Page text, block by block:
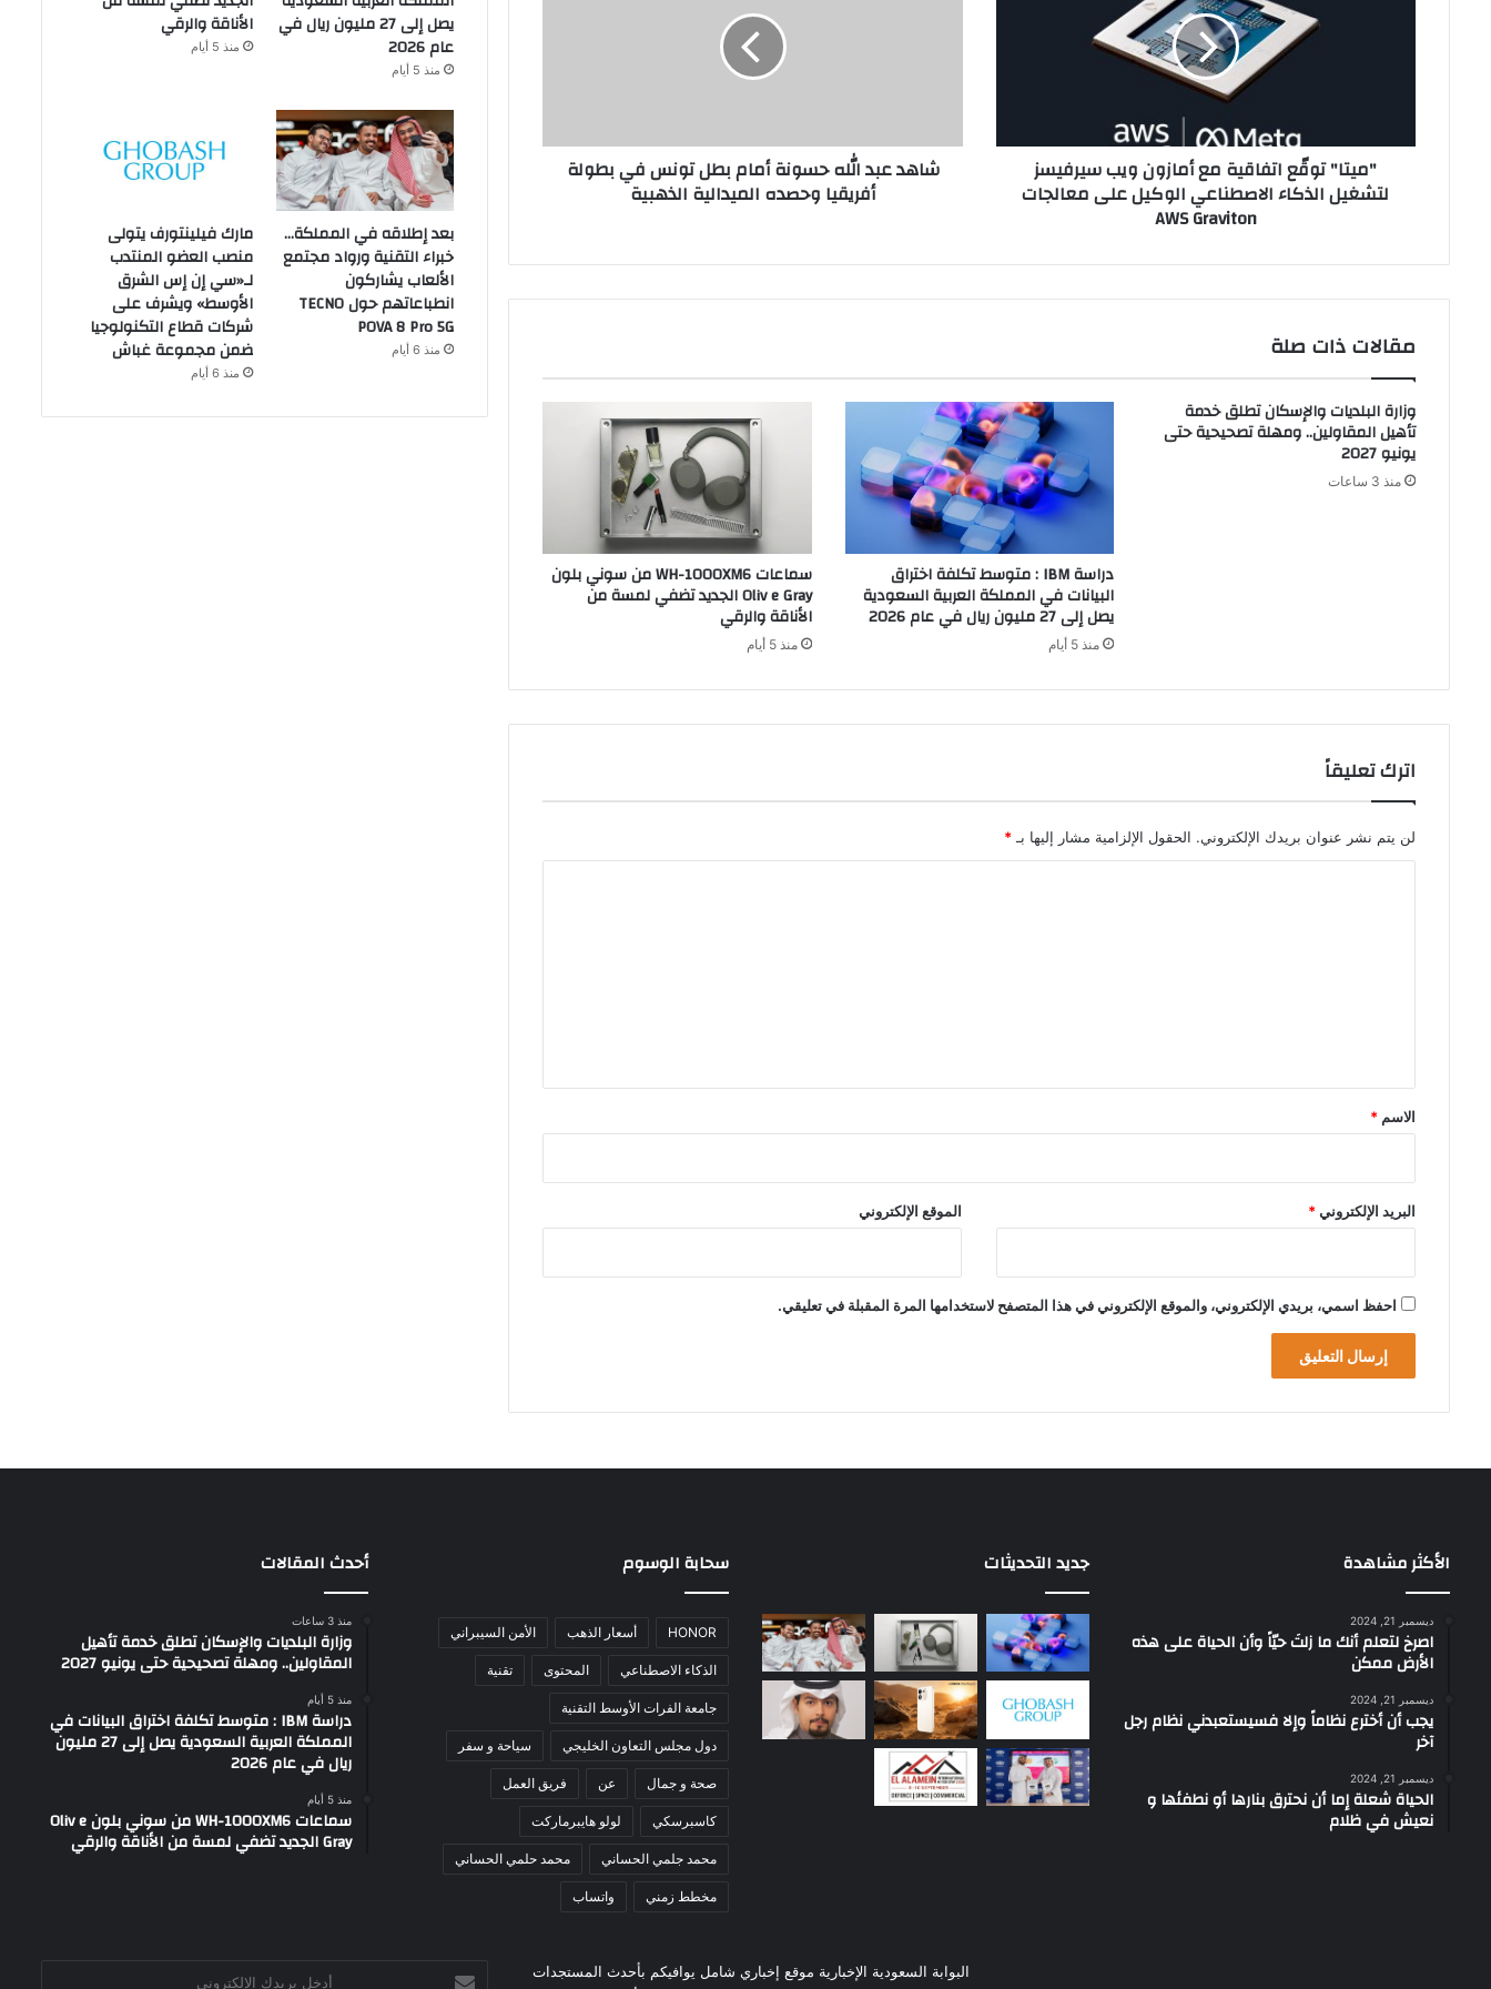
الذكاء
الاصطناعي
الوكيل
AWS
"ميتا" توقّع اتفاقية مع أمازون ويب سيرفيسز
لتشغيل الذكاء الاصطناعي الوكيل على معالجات
AWS Graviton
بطولة
أفريقياشاهد عبد الله حسونة أمام بطل تونس في بطولة
أفريقيا وحصده الميدالية الذهبية
مقالات ذات صلة
وزارة البلديات والإسكان تطلق خدمة
تأهيل المقاولين.. ومهلة تصحيحية حتى
يونيو 2027
منذ 3 ساعات
دراسة IBM : متوسط تكلفة اختراق
البيانات في المملكة العربية السعودية
يصل إلى 27 مليون ريال في عام 2026
منذ 5 أيام
سماعات WH-1000XM6 من سوني بلون
Oliv e Gray الجديد تضفي لمسة من
الأناقة والرقي
منذ 5 أيام
اترك تعليقاً
لن يتم نشر عنوان بريدك الإلكتروني. الحقول الإلزامية مشار إليها بـ *
*
الاسم *
البريد الإلكتروني* الموقع الإلكتروني
احفظ اسمي، بريدي الإلكتروني، والموقع الإلكتروني في هذا المتصفح لاستخدامها المرة المقبلة في تعليقي.
يصل إلى 27 مليون ريال في
عام 2026
منذ 5 أيام
الأناقة والرقي
منذ 5 أيام
بعد إطلاقه في المملكة…
خبراء التقنية ورواد مجتمع
الألعاب يشاركون
انطباعاتهم حول TECNO
POVA 8 Pro 5G
منذ 6 أيام
مارك فيلينتورف يتولى
منصب العضو المنتدب
لـ«سي إن إس الشرق
الأوسط» ويشرف على
شركات قطاع التكنولوجيا
ضمن مجموعة غباش
منذ 6 أيام
الأكثر مشاهدة
ديسمبر 21, 2024
‫اصرخ لتعلم أنك ما زلتَ حيّاً وأن الحياة على هذه
الأرض ممكن
ديسمبر 21, 2024
يجب أن أخترع نظاماً وإلا فسيستعبدني نظام رجل
آخر
ديسمبر 21, 2024
الحياة شعلة إما أن نحترق بنارها أو نطفئها و
نعيش في ظلام
جديد التحديثات سحابة الوسوم
HONOR أسعار الذهب الأمن السيبراني
الذكاء الاصطناعي المحتوى تقنية
جامعة الفرات الأوسط التقنية
دول مجلس التعاون الخليجي سياحة و سفر
صحة و جمال عن فريق العمل
كاسبرسكي لولو هايبرماركت
محمد جلمي الحساني محمد حلمي الحساني
مخطط زمني واتساب
أحدث المقالات
منذ 3 ساعات
وزارة البلديات والإسكان تطلق خدمة تأهيل
المقاولين.. ومهلة تصحيحية حتى يونيو 2027
منذ 5 أيام
دراسة IBM : متوسط تكلفة اختراق البيانات في
المملكة العربية السعودية يصل إلى 27 مليون
ريال في عام 2026
منذ 5 أيام
سماعات WH-1000XM6 من سوني بلون Oliv e
Gray الجديد تضفي لمسة من الأناقة والرقي
البوابة السعودية الإخبارية موقع إخباري شامل يوافيكم بأحدث المستجدات